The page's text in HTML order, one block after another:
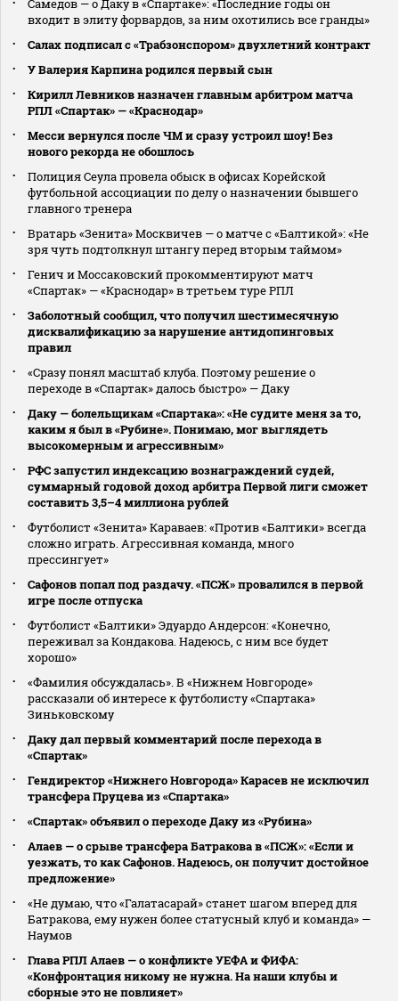
входит в элиту форвардов, за ним охотились все гранды»
Салах подписал с «Трабзонспором» двухлетний контракт
У Валерия Карпина родился первый сын
Кирилл Левников назначен главным арбитром матча
РПЛ «Спартак» — «Краснодар»
Месси вернулся после ЧМ и сразу устроил шоу! Без
нового рекорда не обошлось
Полиция Сеула провела обыск в офисах Корейской
футбольной ассоциации по делу о назначении бывшего
главного тренера
Вратарь «Зенита» Москвичев — о матче с «Балтикой»: «Не
зря чуть подтолкнул штангу перед вторым таймом»
Генич и Моссаковский прокомментируют матч
«Спартак» — «Краснодар» в третьем туре РПЛ
Заболотный сообщил, что получил шестимесячную
дисквалификацию за нарушение антидопинговых
правил
«Сразу понял масштаб клуба. Поэтому решение о
переходе в «Спартак» далось быстро» — Даку
Даку — болельщикам «Спартака»: «Не судите меня за то,
каким я был в «Рубине». Понимаю, мог выглядеть
высокомерным и агрессивным»
РФС запустил индексацию вознаграждений судей,
суммарный годовой доход арбитра Первой лиги сможет
составить 3,5–4 миллиона рублей
Футболист «Зенита» Караваев: «Против «Балтики» всегда
сложно играть. Агрессивная команда, много
прессингует»
Сафонов попал под раздачу. «ПСЖ» провалился в первой
игре после отпуска
Футболист «Балтики» Эдуардо Андерсон: «Конечно,
переживал за Кондакова. Надеюсь, с ним все будет
хорошо»
«Фамилия обсуждалась». В «Нижнем Новгороде»
рассказали об интересе к футболисту «Спартака»
Зиньковскому
Даку дал первый комментарий после перехода в
«Спартак»
Гендиректор «Нижнего Новгорода» Карасев не исключил
трансфера Пруцева из «Спартака»
«Спартак» объявил о переходе Даку из «Рубина»
Алаев — о срыве трансфера Батракова в «ПСЖ»: «Если и
уезжать, то как Сафонов. Надеюсь, он получит достойное
предложение»
«Не думаю, что «Галатасарай» станет шагом вперед для
Батракова, ему нужен более статусный клуб и команда» —
Наумов
Глава РПЛ Алаев — о конфликте УЕФА и ФИФА:
«Конфронтация никому не нужна. На наши клубы и
сборные это не повлияет»